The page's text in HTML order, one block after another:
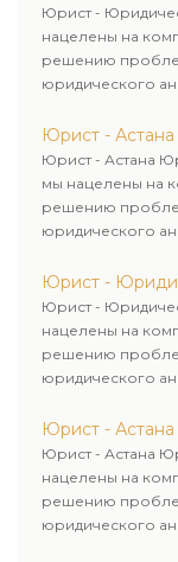
Юрист -
нацелены на
решению
юридического
Юрист -
Юрист - Астана
мы нацелены на
решению
юридического
Юрист -
Юрист -
нацелены на
решению
юридического
Юрист -
Юрист - Астана
нацелены на
решению
юридического